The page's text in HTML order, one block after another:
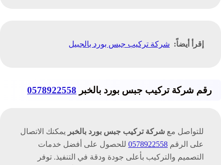
إقرأ أيضاً: شركة تركيب جبس بورد بالجبيل
رقم شركة تركيب جبس بورد بالخبر 0578922558
للتواصل مع شركة تركيب جبس بورد بالخبر يمكنك الاتصال
على الرقم 0578922558 للحصول على أفضل خدمات
التصميم والتركيب بأعلى جودة ودقة في التنفيذ. توفر